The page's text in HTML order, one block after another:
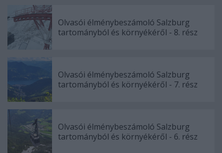
Olvasói élménybeszámoló Salzburg
tartományból és környékéről - 8. rész
Olvasói élménybeszámoló Salzburg
tartományból és környékéről - 7. rész
Olvasói élménybeszámoló Salzburg
tartományból és környékéről - 6. rész